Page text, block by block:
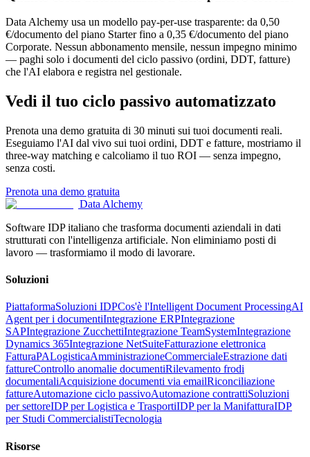
Data Alchemy usa un modello pay-per-use trasparente: da 0,50
€/documento del piano Starter fino a 0,35 €/documento del piano
Corporate. Nessun abbonamento mensile, nessun impegno minimo
— paghi solo i documenti del ciclo passivo (ordini, DDT, fatture)
che l'AI elabora e registra nel gestionale.
Vedi il tuo ciclo passivo automatizzato
Prenota una demo gratuita di 30 minuti sui tuoi documenti reali.
Eseguiamo l'AI dal vivo sui tuoi ordini, DDT e fatture, mostriamo il
three-way matching e calcoliamo il tuo ROI — senza impegno,
senza costi.
Prenota una demo gratuita
Data Alchemy
Software IDP italiano che trasforma documenti aziendali in dati
strutturati con l'intelligenza artificiale. Non eliminiamo posti di
lavoro — trasformiamo il modo di lavorare.
Soluzioni
PiattaformaSoluzioni IDPCos'è l'Intelligent Document ProcessingAI
Agent per i documentiIntegrazione ERPIntegrazione
SAPIntegrazione ZucchettiIntegrazione TeamSystemIntegrazione
Dynamics 365Integrazione NetSuiteFatturazione elettronica
FatturaPALogisticaAmministrazioneCommercialeEstrazione dati
fattureControllo anomalie documentiRilevamento frodi
documentaliAcquisizione documenti via emailRiconciliazione
fattureAutomazione ciclo passivoAutomazione contrattiSoluzioni
per settoreIDP per Logistica e TrasportiIDP per la ManifatturaIDP
per Studi CommercialistiTecnologia
Risorse